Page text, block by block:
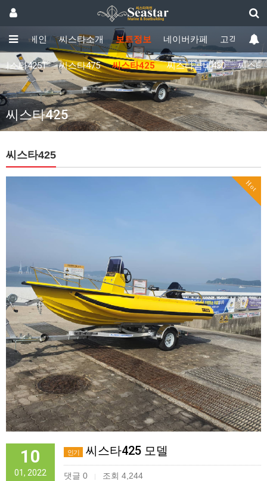
메인 씨스타소개 보트정보 네이버카페 고객센터
씨스타425T 씨스타475 씨스타425 씨스타콤비430 씨스타
씨스타425
씨스타425
Hot
10
01, 2022
인기 씨스타425 모델
댓글 0 | 조회 4,244